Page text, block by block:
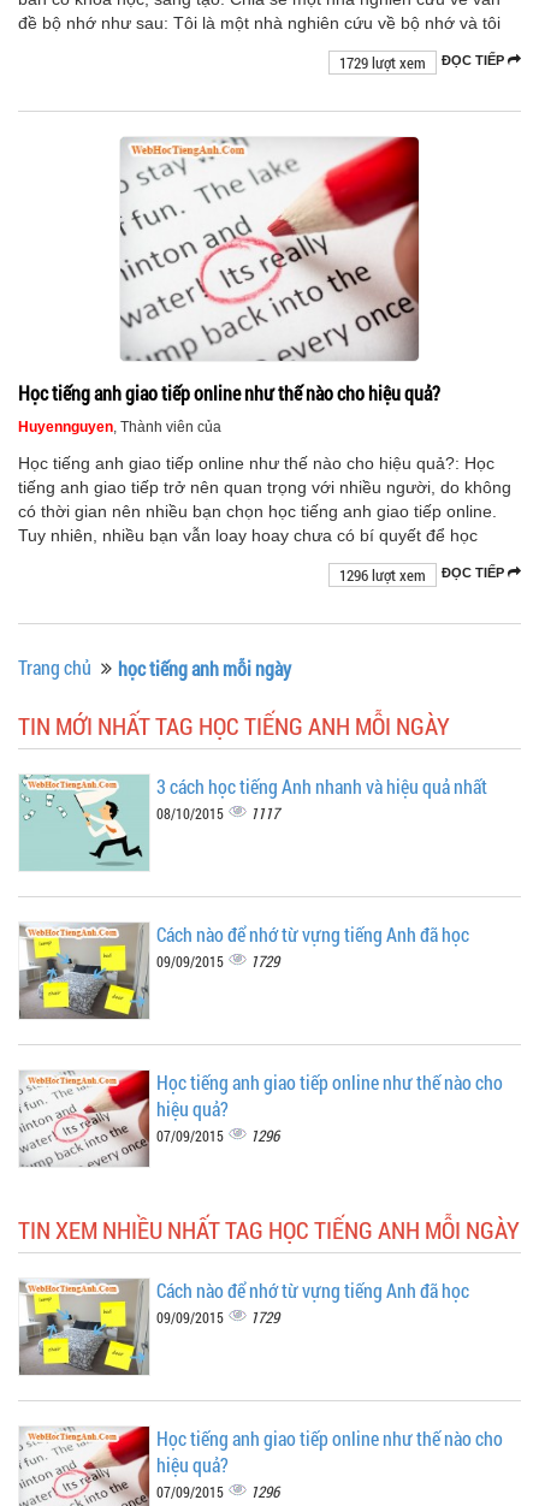
đề bộ nhớ như sau: Tôi là một nhà nghiên cứu về bộ nhớ và tôi
ĐỌC TIẾP
1729 lượt xem
Học tiếng anh giao tiếp online như thế nào cho hiệu quả?
Huyennguyen , Thành viên của
Học tiếng anh giao tiếp online như thế nào cho hiệu quả?: Học
tiếng anh giao tiếp trở nên quan trọng với nhiều người, do không
có thời gian nên nhiều bạn chọn học tiếng anh giao tiếp online.
Tuy nhiên, nhiều bạn vẫn loay hoay chưa có bí quyết để học
ĐỌC TIẾP
1296 lượt xem
Trang chủ học tiếng anh mỗi ngày
TIN MỚI NHẤT TAG HỌC TIẾNG ANH MỖI NGÀY
3 cách học tiếng Anh nhanh và hiệu quả nhất
08/10/2015 1117
Cách nào để nhớ từ vựng tiếng Anh đã học
09/09/2015 1729
Học tiếng anh giao tiếp online như thế nào cho
hiệu quả?
07/09/2015 1296
TIN XEM NHIỀU NHẤT TAG HỌC TIẾNG ANH MỖI NGÀY
Cách nào để nhớ từ vựng tiếng Anh đã học
09/09/2015 1729
Học tiếng anh giao tiếp online như thế nào cho
hiệu quả?
07/09/2015 1296